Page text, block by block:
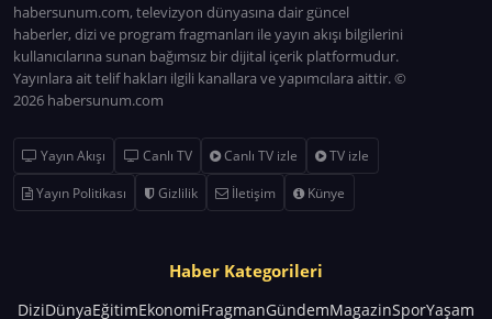
habersunum.com, televizyon dünyasına dair güncel
haberler, dizi ve program fragmanları ile yayın akışı bilgilerini
kullanıcılarına sunan bağımsız bir dijital içerik platformudur.
Yayınlara ait telif hakları ilgili kanallara ve yapımcılara aittir. ©
2026 habersunum.com
Yayın Akışı Canlı TV Canlı TV izle
TV izle
Yayın Politikası
Gizlilik İletişim Künye
Haber Kategorileri
DiziDünyaEğitimEkonomiFragmanGündemMagazinSporYaşam